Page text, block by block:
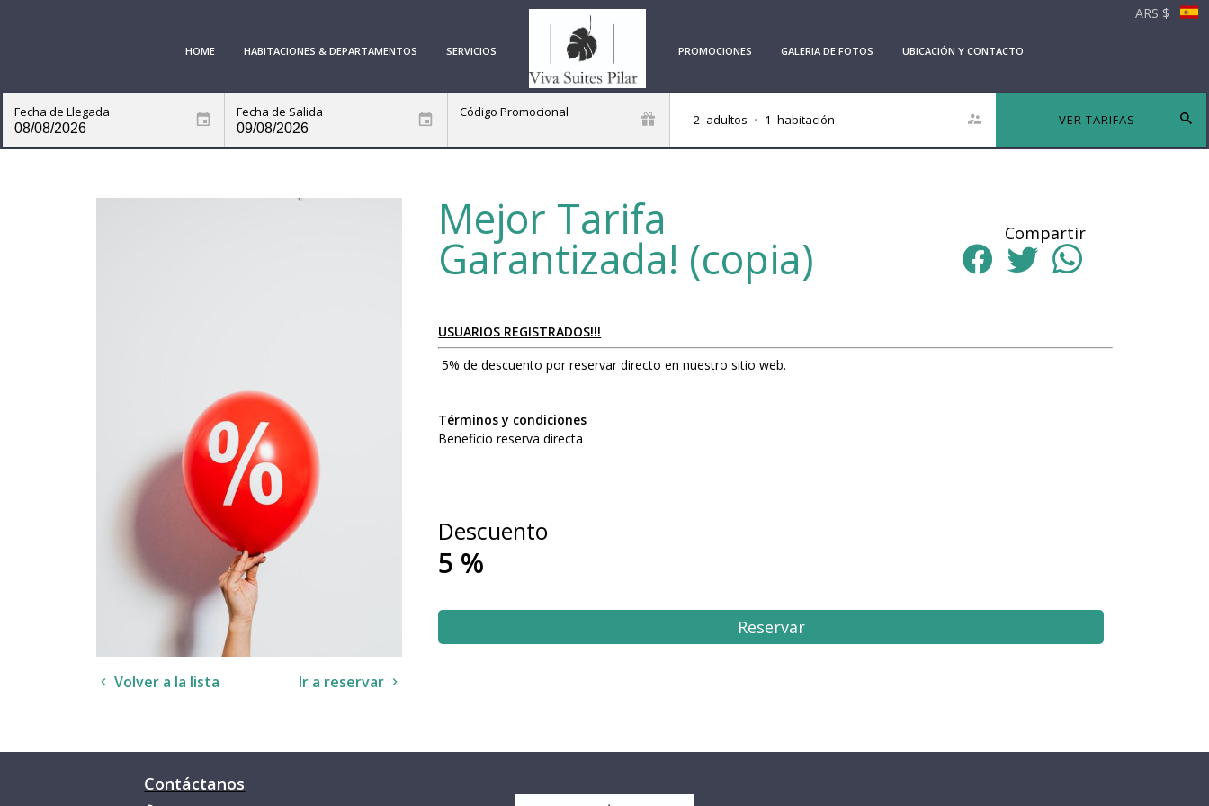
ARS $
HOME HABITACIONES & DEPARTAMENTOS SERVICIOS PROMOCIONES GALERIA DE FOTOS UBICACIÓN Y CONTACTO
Fecha de Llegada Fecha de Salida Código Promocional 2 adultos • 1 habitación VER TARIFAS
Volver a la lista Ir a reservar
Mejor Tarifa
Garantizada! (copia) Compartir
USUARIOS REGISTRADOS!!!
5% de descuento por reservar directo en nuestro sitio web.
Términos y condiciones
Beneficio reserva directa
Descuento
5 %
Reservar
Contáctanos